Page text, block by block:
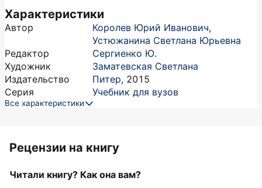
Характеристики
Автор Королев Юрий Иванович,
Устюжанина Светлана Юрьевна
Редактор
Сергиенко Ю.
Художник
Заматевская Светлана
Издательство
Питер, 2015
Серия
Учебник для вузов
Все характеристики
Рецензии на книгу
Читали книгу? Как она вам?